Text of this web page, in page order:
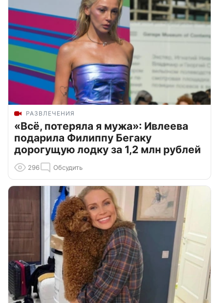
РАЗВЛЕЧЕНИЯ
«Всё, потеряла я мужа»: Ивлеева
подарила Филиппу Бегаку
дорогущую лодку за 1,2 млн рублей
296 Обсудить